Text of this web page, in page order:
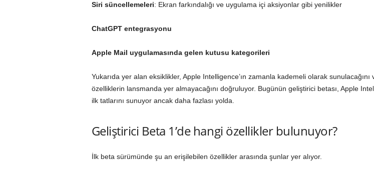
Siri süncellemeleri: Ekran farkındalığı ve uygulama içi aksiyonlar gibi yenilikler
ChatGPT entegrasyonu
Apple Mail uygulamasında gelen kutusu kategorileri
Yukarıda yer alan eksiklikler, Apple Intelligence’ın zamanla kademeli olarak sunulacağını
özelliklerin lansmanda yer almayacağını doğruluyor. Bugünün geliştirici betası, Apple
ilk tatlarını sunuyor ancak daha fazlası yolda.
Geliştirici Beta 1’de hangi özellikler bulunuyor?
İlk beta sürümünde şu an erişilebilen özellikler arasında şunlar yer alıyor.